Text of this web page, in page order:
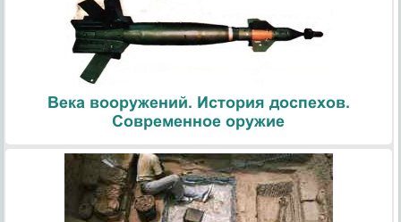
Века вооружений. История доспехов.
Современное оружие